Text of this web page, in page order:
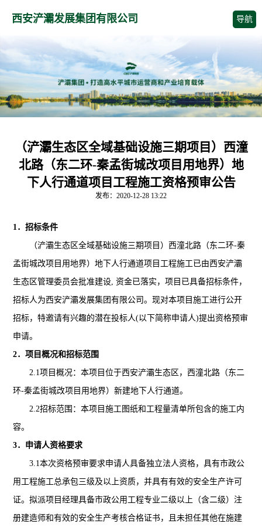
西安浐灞发展集团有限公司 导航
（浐灞生态区全域基础设施三期项目）西潼
北路（东二环-秦孟街城改项目用地界）地
下人行通道项目工程施工资格预审公告
发布：2020-12-28 13:22
1．招标条件
（浐灞生态区全域基础设施三期项目）西潼北路（东二环-秦
孟街城改项目用地界）地下人行通道项目工程施工已由西安浐灞
生态区管理委员会批准建设, 资金已落实，项目已具备招标条件，
招标人为西安浐灞发展集团有限公司。现对本项目施工进行公开
招标，特邀请有兴趣的潜在投标人(以下简称申请人)提出资格预审
申请。
2．项目概况和招标范围
2.1项目概况：本项目位于西安浐灞生态区，西潼北路（东二
环-秦孟街城改项目用地界）新建地下人行通道。
2.2招标范围：本项目施工图纸和工程量清单所包含的施工内
容。
3．申请人资格要求
3.1本次资格预审要求申请人具备独立法人资格，具有市政公
用工程施工总承包三级及以上资质，并具有有效的安全生产许可
证。拟派项目经理具备市政公用工程专业二级以上（含二级）注
册建造师和有效的安全生产考核合格证书，且未担任其他在施建